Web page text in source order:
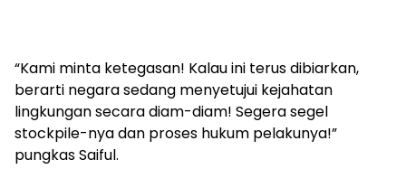
“Kami minta ketegasan! Kalau ini terus dibiarkan,
berarti negara sedang menyetujui kejahatan
lingkungan secara diam-diam! Segera segel
stockpile-nya dan proses hukum pelakunya!”
pungkas Saiful.